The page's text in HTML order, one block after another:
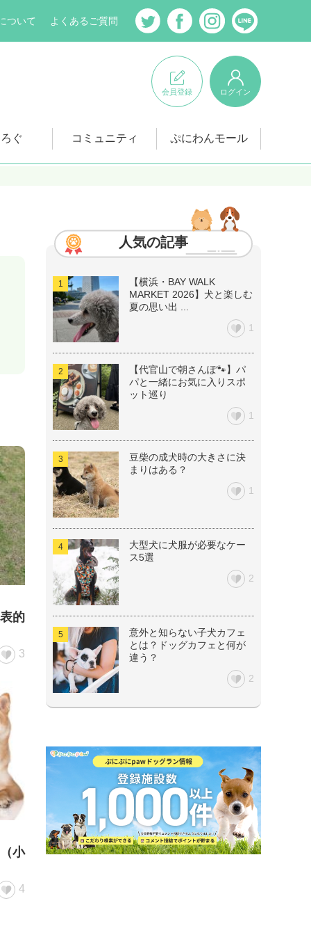
ついて よくあるご質問
会員登録 ログイン
ぐ コミュニティ ぷにわんモール
的
3
小
4
人気の記事
【横浜・BAY WALK
MARKET 2026】犬と楽しむ
夏の思い出 ...
1
【代官山で朝さんぽ🐾】パ
パと一緒にお気に入りスポ
ット巡り
1
豆柴の成犬時の大きさに決
まりはある？
1
大型犬に犬服が必要なケー
ス5選
2
意外と知らない子犬カフェ
とは？ドッグカフェと何が
違う？
2